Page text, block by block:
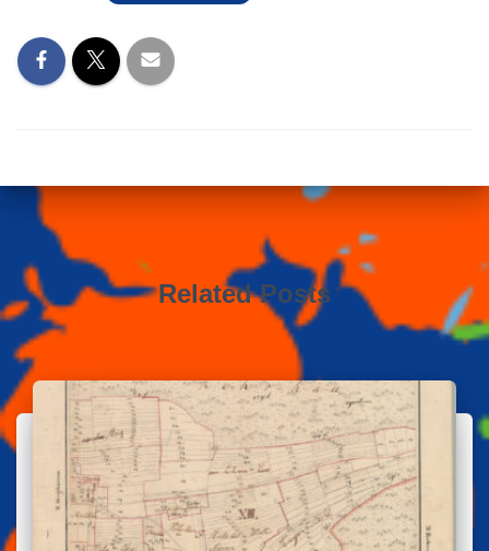
Related Posts